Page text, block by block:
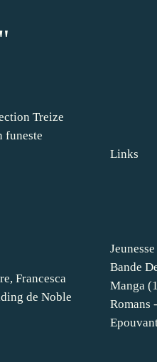
Treize
funeste
Francesca
de Noble
Jeunesse
Bande
Manga
Romans
Links